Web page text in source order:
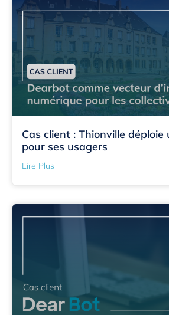
Cas client : Thionville
pour ses usagers
Lire Plus